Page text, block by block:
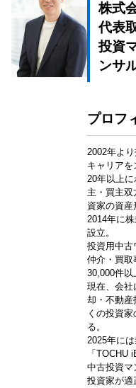
株式
代表
投資
ンサ
プロフ
2002年よ
キャリアを
20年以上
主・買主
資家の資産
2014年に
設立。
投資用中古
仲介・買取
30,000件以
現在、会社
却・不動産
くの投資
る。
2025年に
「TOCHU
中古投資マ
投資家が適